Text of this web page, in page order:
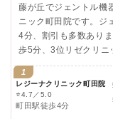
藤が丘でジェントル機
ニック町田院です。ジ
4分、割引も多数あり
歩5分、3位リゼクリニ
1
レジーナクリニック町田院
⭐4.7／5.0
町田駅徒歩4分